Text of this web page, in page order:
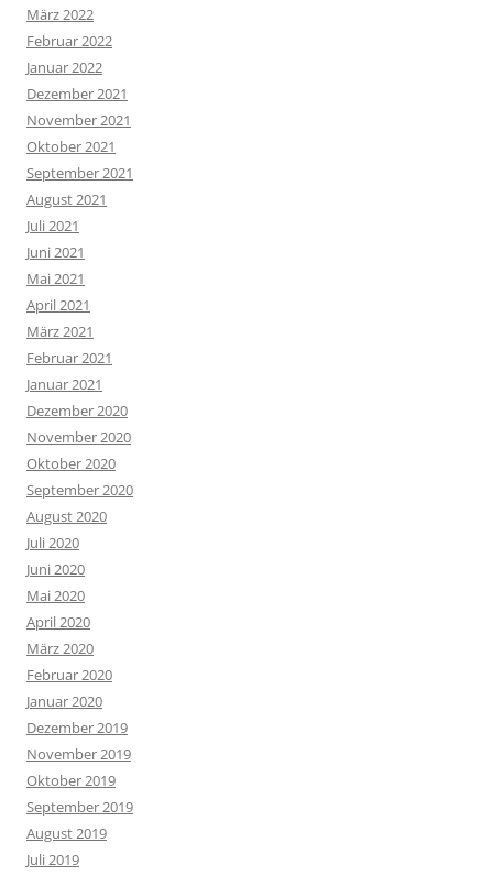
März 2022
Februar 2022
Januar 2022
Dezember 2021
November 2021
Oktober 2021
September 2021
August 2021
Juli 2021
Juni 2021
Mai 2021
April 2021
März 2021
Februar 2021
Januar 2021
Dezember 2020
November 2020
Oktober 2020
September 2020
August 2020
Juli 2020
Juni 2020
Mai 2020
April 2020
März 2020
Februar 2020
Januar 2020
Dezember 2019
November 2019
Oktober 2019
September 2019
August 2019
Juli 2019